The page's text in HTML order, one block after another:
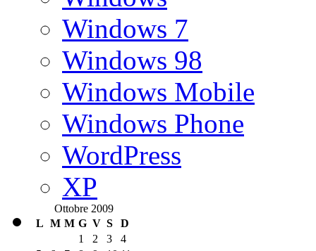
Windows 7
Windows 98
Windows Mobile
Windows Phone
WordPress
XP
Ottobre 2009
L M M G V S
D
1
2 3
4